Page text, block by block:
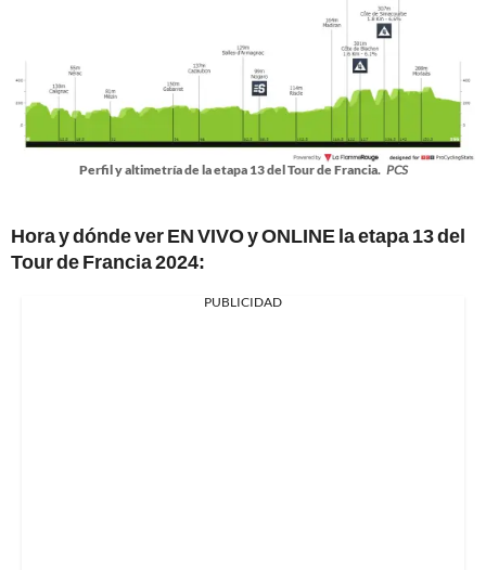
Perfil y altimetría de la etapa 13 del Tour de Francia. PCS
Hora y dónde ver EN VIVO y ONLINE la etapa 13 del
Tour de Francia 2024:
PUBLICIDAD